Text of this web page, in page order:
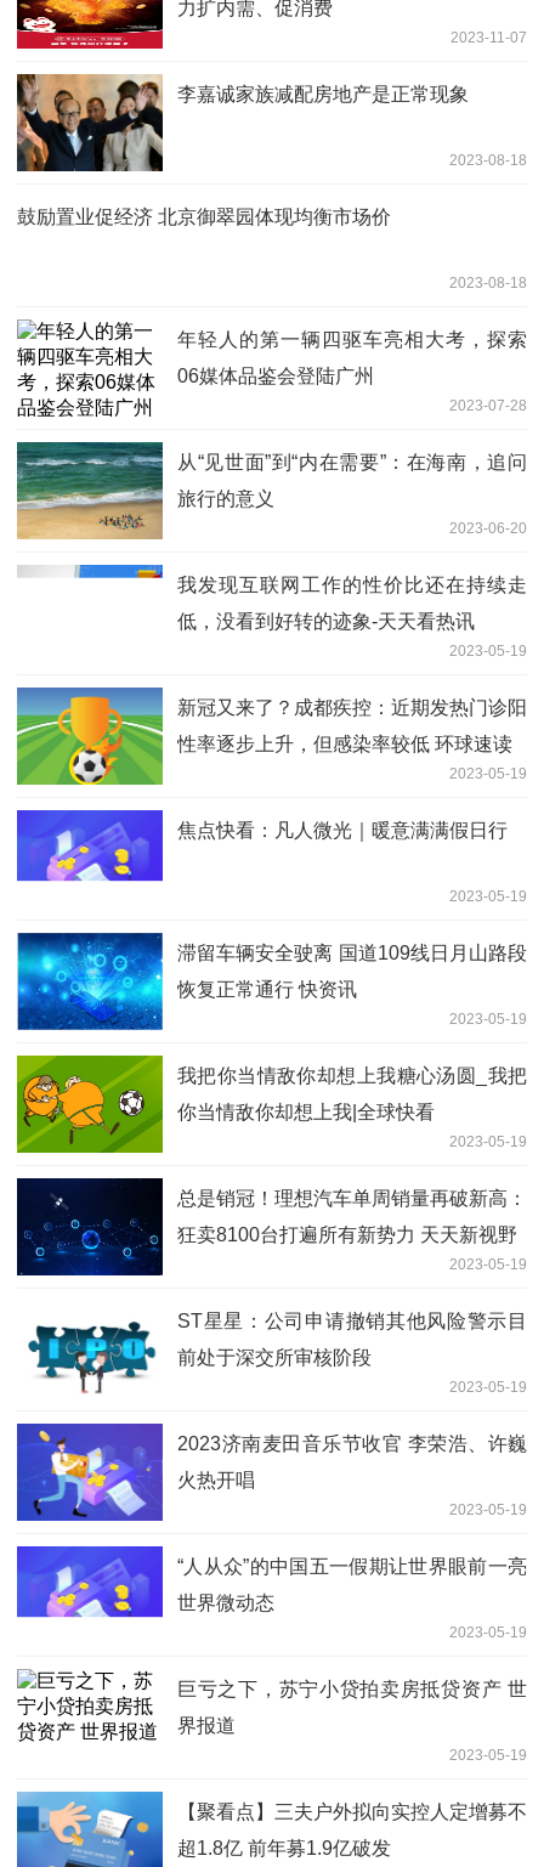
力扩内需、促消费
2023-11-07
李嘉诚家族减配房地产是正常现象
2023-08-18
鼓励置业促经济 北京御翠园体现均衡市场价
2023-08-18
年轻人的第一辆四驱车亮相大考，探索
06媒体品鉴会登陆广州
2023-07-28
从“见世面”到“内在需要”：在海南，追问
旅行的意义
2023-06-20
我发现互联网工作的性价比还在持续走
低，没看到好转的迹象-天天看热讯
2023-05-19
新冠又来了？成都疾控：近期发热门诊阳
性率逐步上升，但感染率较低 环球速读
2023-05-19
焦点快看：凡人微光｜暖意满满假日行
2023-05-19
滞留车辆安全驶离 国道109线日月山路段
恢复正常通行 快资讯
2023-05-19
我把你当情敌你却想上我糖心汤圆_我把
你当情敌你却想上我|全球快看
2023-05-19
总是销冠！理想汽车单周销量再破新高：
狂卖8100台打遍所有新势力 天天新视野
2023-05-19
ST星星：公司申请撤销其他风险警示目
前处于深交所审核阶段
2023-05-19
2023济南麦田音乐节收官 李荣浩、许巍
火热开唱
2023-05-19
“人从众”的中国五一假期让世界眼前一亮
世界微动态
2023-05-19
巨亏之下，苏宁小贷拍卖房抵贷资产 世
界报道
2023-05-19
【聚看点】三夫户外拟向实控人定增募不
超1.8亿 前年募1.9亿破发